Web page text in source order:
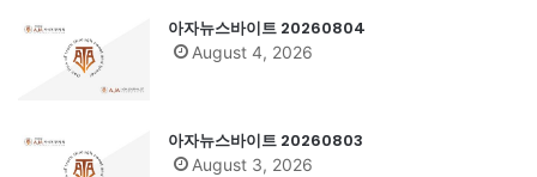
아자뉴스바이트 20260804
August 4, 2026
아자뉴스바이트 20260803
August 3, 2026